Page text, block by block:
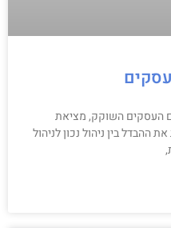
העסקים השוקק, מציאת
ההבדל בין ניהול נכון לניהול